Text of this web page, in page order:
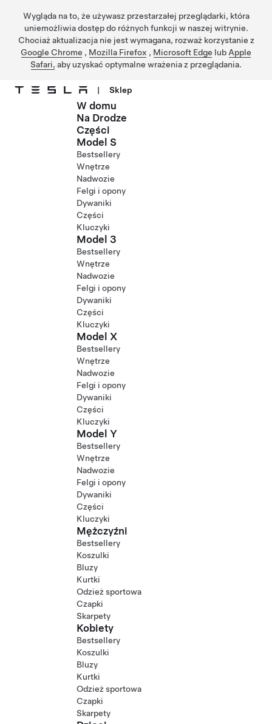
Wygląda na to, że używasz przestarzałej przeglądarki, która
uniemożliwia dostęp do różnych funkcji w naszej witrynie.
Chociaż aktualizacja nie jest wymagana, rozważ korzystanie z
Google Chrome , Mozilla Firefox , Microsoft Edge lub Apple
Safari, aby uzyskać optymalne wrażenia z przeglądania.
Przejdź do głównej zawartości
| Sklep
W domu
Na Drodze
Części
Model S
Bestsellery
Wnętrze
Nadwozie
Felgi i opony
Dywaniki
Części
Kluczyki
Model 3
Bestsellery
Wnętrze
Nadwozie
Felgi i opony
Dywaniki
Części
Kluczyki
Model X
Bestsellery
Wnętrze
Nadwozie
Felgi i opony
Dywaniki
Części
Kluczyki
Model Y
Bestsellery
Wnętrze
Nadwozie
Felgi i opony
Dywaniki
Części
Kluczyki
Mężczyźni
Bestsellery
Koszulki
Bluzy
Kurtki
Odzież sportowa
Czapki
Skarpety
Kobiety
Bestsellery
Koszulki
Bluzy
Kurtki
Odzież sportowa
Czapki
Skarpety